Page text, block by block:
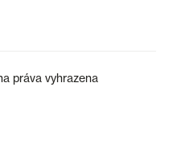
práva vyhrazena